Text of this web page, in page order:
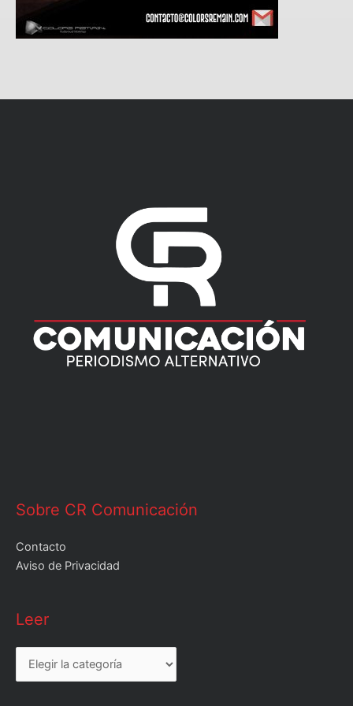
Sobre CR Comunicación
Contacto
Aviso de Privacidad
Leer
Leer